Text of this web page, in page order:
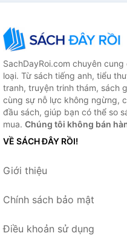
SachDayRoi.com chuyên
loại. Từ sách tiếng anh, tiểu
tranh, truyện trinh thám, sách
cùng sự nỗ lực không ngừng,
đầu sách, giúp bạn có thể so
mua. Chúng tôi không bán
VỀ SÁCH ĐÂY RỒI!
Giới thiệu
Chính sách bảo mật
Điều khoản sử dụng